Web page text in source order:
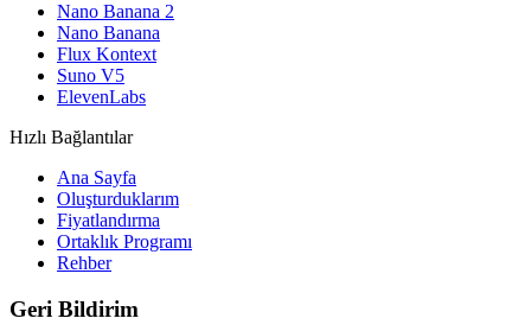
Nano Banana 2
Nano Banana
Flux Kontext
Suno V5
ElevenLabs
Hızlı Bağlantılar
Ana Sayfa
Oluşturduklarım
Fiyatlandırma
Ortaklık Programı
Rehber
Geri Bildirim